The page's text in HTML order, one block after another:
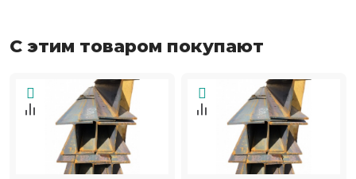
С этим товаром покупают